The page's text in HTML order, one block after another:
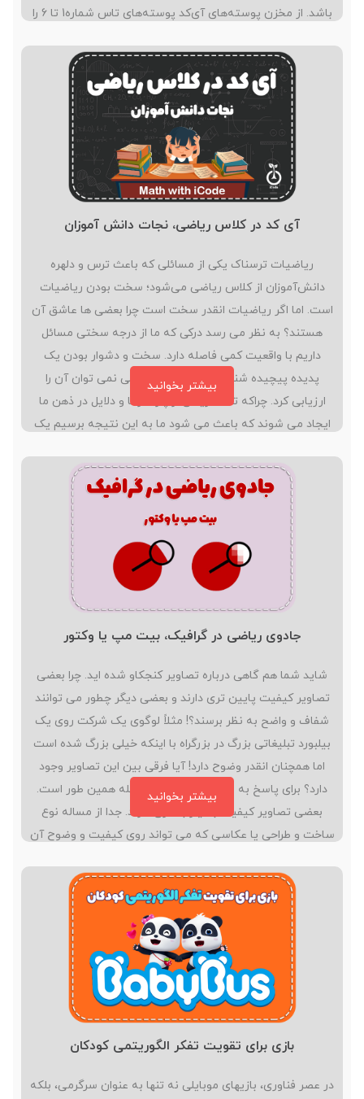
باشد. از مخزن پوسته‌های آی‌کد پوسته‌های تاس شماره1 تا 6 را
پروژه احتمالات پرتاب تاس: از بلوک‌های…
آی کد در کلاس ریاضی، نجات دانش آموزان
ریاضیات ترسناک یکی از مسائلی که باعث ترس و دلهره
دانش‌آموزان از کلاس ریاضی می‌شود؛ سخت بودن ریاضیات
است. اما اگر ریاضیات انقدر سخت است چرا بعضی ها عاشق آن
هستند؟ به نظر می رسد درکی که ما از درجه سختی مسائل
داریم با واقعیت کمی فاصله دارد. سخت و دشوار بودن یک
پدیده پیچیده شناختی است که به راحتی نمی توان آن را
ارزیابی کرد. چراکه تعداد زیادی از پارامترها و دلایل در ذهن ما
ایجاد می شوند که باعث می شود ما به این نتیجه برسیم یک
بیشتر بخوانید
جادوی ریاضی در گرافیک، بیت مپ یا وکتور
شاید شما هم گاهی درباره تصاویر کنجکاو شده اید. چرا بعضی
تصاویر کیفیت پایین تری دارند و بعضی دیگر چطور می توانند
شفاف و واضح به نظر برسند؟! مثلاً لوگوی یک شرکت روی یک
بیلبورد تبلیغاتی بزرگ در بزرگراه با اینکه خیلی بزرگ شده است
اما همچنان انقدر وضوح دارد! آیا فرقی بین این تصاویر وجود
دارد؟ برای پاسخ به این سوال باید بگویم بله همین طور است.
بعضی تصاویر کیفیت بسیار بالاتری دارند. جدا از مساله نوع
ساخت و طراحی یا عکاسی که می تواند روی کیفیت و وضوح آن
بیشتر بخوانید
بازی برای تقویت تفکر الگوریتمی کودکان
در عصر فناوری، بازیهای موبایلی نه تنها به عنوان سرگرمی، بلکه